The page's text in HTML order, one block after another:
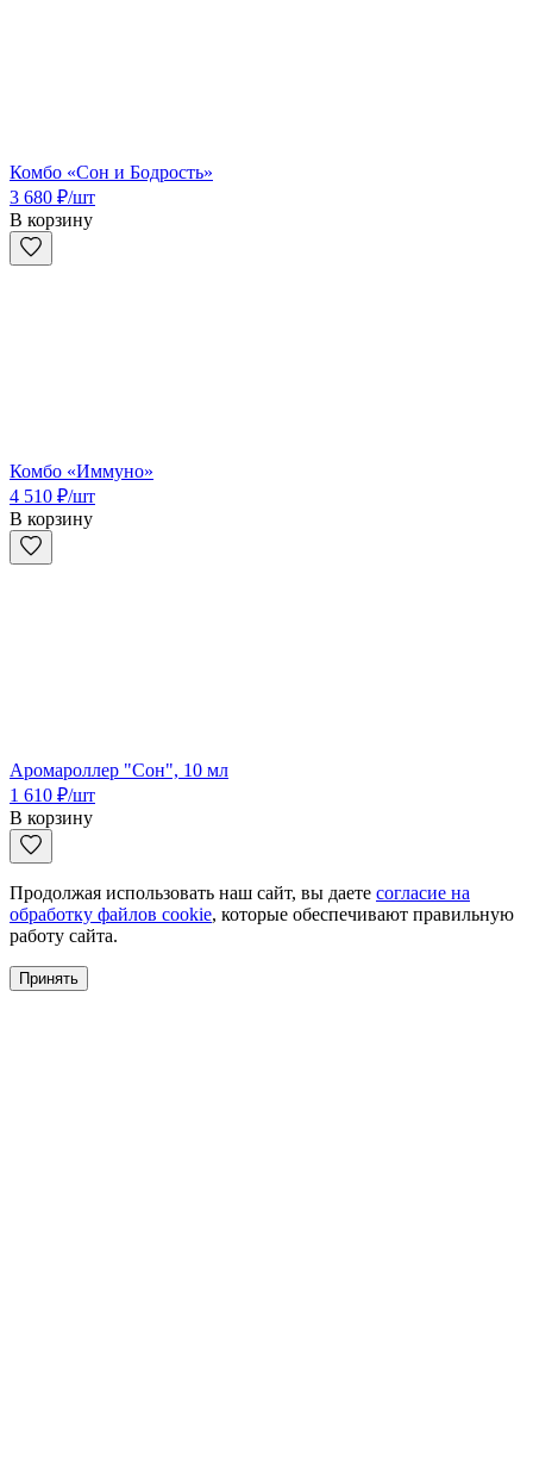
Комбо «Сон и Бодрость»
3 680 ₽/шт
В корзину
Комбо «Иммуно»
4 510 ₽/шт
В корзину
Аромароллер "Сон", 10 мл
1 610 ₽/шт
В корзину
Продолжая использовать наш сайт, вы даете согласие на
обработку файлов cookie, которые обеспечивают правильную
работу сайта.
Принять